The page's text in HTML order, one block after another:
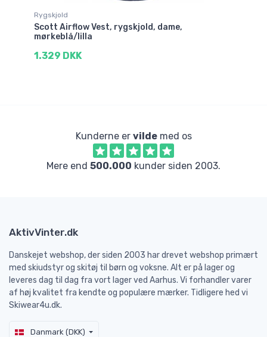
Rygskjold
Scott Airflow Vest, rygskjold, dame,
mørkeblå/lilla
1.329 DKK
Kunderne er vildemed os
Mere end 500.000 kunder siden 2003.
AktivVinter.dk
Danskejet webshop, der siden 2003 har drevet webshop primært
med skiudstyr og skitøj til børn og voksne. Alt er på lager og
leveres dag til dag fra vort lager ved Aarhus. Vi forhandler varer
af høj kvalitet fra kendte og populære mærker. Tidligere hed vi
Skiwear4u.dk.
Danmark (DKK)